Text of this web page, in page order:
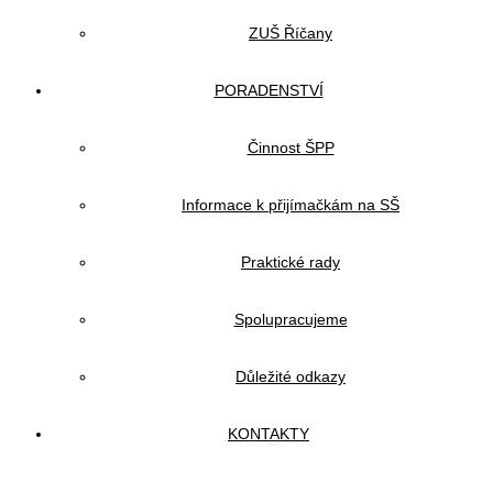
ZUŠ Říčany
PORADENSTVÍ
Činnost ŠPP
Informace k přijímačkám na SŠ
Praktické rady
Spolupracujeme
Důležité odkazy
KONTAKTY